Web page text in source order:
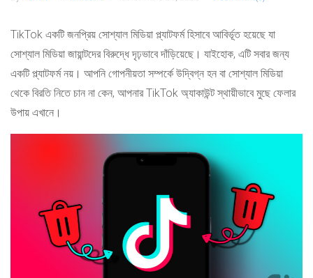
TikTok একটি জনপ্রিয় সোশ্যাল মিডিয়া প্ল্যাটফর্ম হিসাবে আবির্ভূত হয়েছে যা
সোশ্যাল মিডিয়া জায়ান্টদের বিরুদ্ধে দৃঢ়ভাবে দাঁড়িয়েছে। যাইহোক, এটি সবার জন্য
একটি প্ল্যাটফর্ম নয়। আপনি গোপনীয়তা সম্পর্কে উদ্বিগ্ন হন বা সোশ্যাল মিডিয়া
থেকে বিরতি নিতে চান না কেন, আপনার TikTok অ্যাকাউন্ট স্থায়ীভাবে মুছে ফেলার
উপায় এখানে।